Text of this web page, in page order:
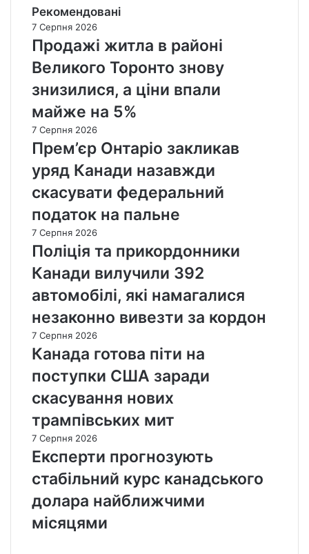
Рекомендовані
7 Серпня 2026
Продажі житла в районі
Великого Торонто знову
знизилися, а ціни впали
майже на 5%
7 Серпня 2026
Прем’єр Онтаріо закликав
уряд Канади назавжди
скасувати федеральний
податок на пальне
7 Серпня 2026
Поліція та прикордонники
Канади вилучили 392
автомобілі, які намагалися
незаконно вивезти за кордон
7 Серпня 2026
Канада готова піти на
поступки США заради
скасування нових
трампівських мит
7 Серпня 2026
Експерти прогнозують
стабільний курс канадського
долара найближчими
місяцями